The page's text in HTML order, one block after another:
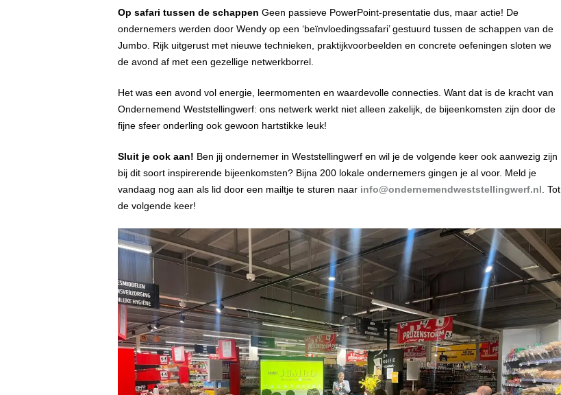
Op safari tussen de schappen Geen passieve PowerPoint-presentatie dus, maar actie! De
ondernemers werden door Wendy op een ‘beïnvloedingssafari’ gestuurd tussen de schappen van de
Jumbo. Rijk uitgerust met nieuwe technieken, praktijkvoorbeelden en concrete oefeningen sloten we
de avond af met een gezellige netwerkborrel.
Het was een avond vol energie, leermomenten en waardevolle connecties. Want dat is de kracht van
Ondernemend Weststellingwerf: ons netwerk werkt niet alleen zakelijk, de bijeenkomsten zijn door de
fijne sfeer onderling ook gewoon hartstikke leuk!
Sluit je ook aan! Ben jij ondernemer in Weststellingwerf en wil je de volgende keer ook aanwezig zijn
bij dit soort inspirerende bijeenkomsten? Bijna 200 lokale ondernemers gingen je al voor. Meld je
vandaag nog aan als lid door een mailtje te sturen naar info@ondernemendweststellingwerf.nl . Tot
de volgende keer!